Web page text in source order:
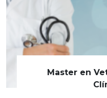
Master en